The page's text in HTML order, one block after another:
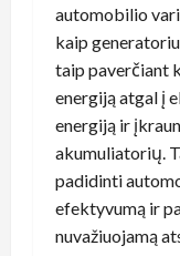
automobilio
kaip
taip paverčiant
energiją atgal į
energiją ir
akumuliatorių.
padidinti
efektyvumą ir
nuvažiuojamą